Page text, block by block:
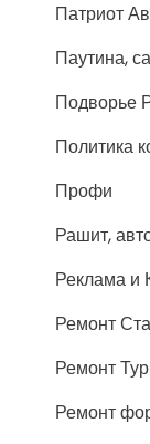
Патриот
Паутина,
Подворье
Политика
Профи
Рашит,
Реклама и
Ремонт
Ремонт
Ремонт